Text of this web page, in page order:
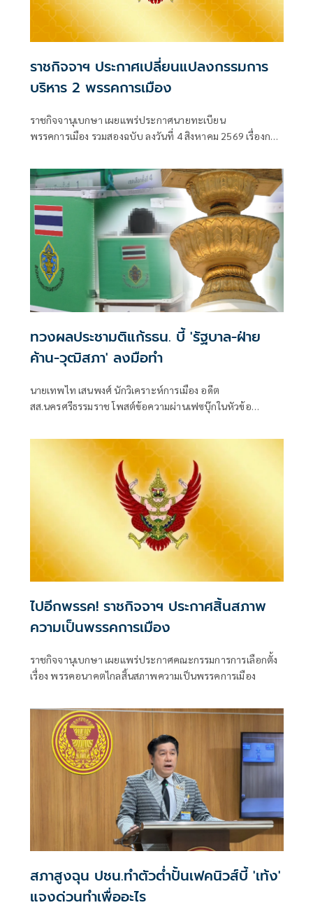
ราชกิจจาฯ ประกาศเปลี่ยนแปลงกรรมการ
บริหาร 2 พรรคการเมือง
ราชกิจจานุเบกษา เผยแพร่ประกาศนายทะเบียน
พรรคการเมือง รวมสองฉบับ ลงวันที่ 4 สิงหาคม 2569 เรื่องการ
ทวงผลประชามติแก้รธน. บี้ 'รัฐบาล-ฝ่าย
ค้าน-วุฒิสภา' ลงมือทำ
นายเทพไท เสนพงศ์ นักวิเคราะห์การเมือง อดีต
สส.นครศรีธรรมราช โพสต์ข้อความผ่านเฟซบุ๊กในหัวข้อ
ไปอีกพรรค! ราชกิจจาฯ ประกาศสิ้นสภาพ
ความเป็นพรรคการเมือง
ราชกิจจานุเบกษา เผยแพร่ประกาศคณะกรรมการการเลือกตั้ง
เรื่อง พรรคอนาคตไกลสิ้นสภาพความเป็นพรรคการเมือง
สภาสูงฉุน ปชน.ทำตัวต่ำปั้นเฟคนิวส์บี้ 'เท้ง'
แจงด่วนทำเพื่ออะไร